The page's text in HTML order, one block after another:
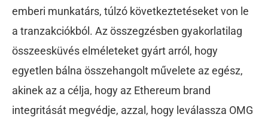
emberi munkatárs, túlzó következtetéseket von le
a tranzakciókból. Az összegzésben gyakorlatilag
összeesküvés elméleteket gyárt arról, hogy
egyetlen bálna összehangolt művelete az egész,
akinek az a célja, hogy az Ethereum brand
integritását megvédje, azzal, hogy leválassza OMG